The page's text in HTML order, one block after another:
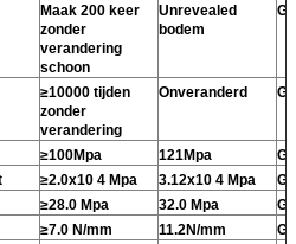
Maak 200 keer
zonder
verandering
schoon
Unrevealed
bodem
≥10000 tijden
zonder
verandering
Onveranderd
≥100Mpa 121Mpa
≥2.0x10 4 Mpa 3.12x10 4 Mpa
≥28.0 Mpa 32.0 Mpa
≥7.0 N/mm 11.2N/mm